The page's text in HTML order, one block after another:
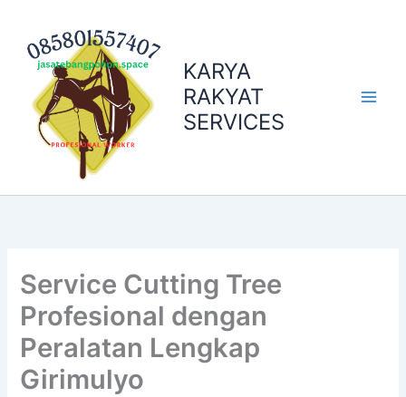
content
KARYA
RAKYAT
SERVICES
Service Cutting Tree
Profesional dengan
Peralatan Lengkap
Girimulyo